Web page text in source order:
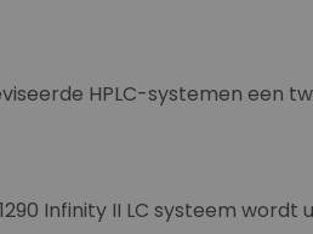
HPLC-systemen een
Infinity II LC systeem